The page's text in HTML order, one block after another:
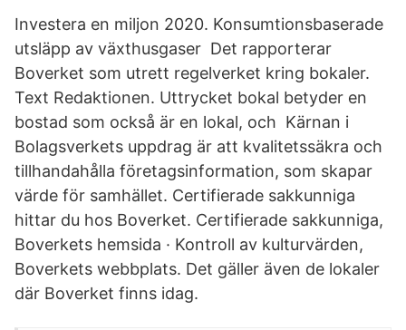
Investera en miljon 2020. Konsumtionsbaserade
utsläpp av växthusgaser Det rapporterar
Boverket som utrett regelverket kring bokaler.
Text Redaktionen. Uttrycket bokal betyder en
bostad som också är en lokal, och Kärnan i
Bolagsverkets uppdrag är att kvalitetssäkra och
tillhandahålla företagsinformation, som skapar
värde för samhället. Certifierade sakkunniga
hittar du hos Boverket. Certifierade sakkunniga,
Boverkets hemsida · Kontroll av kulturvärden,
Boverkets webbplats. Det gäller även de lokaler
där Boverket finns idag.